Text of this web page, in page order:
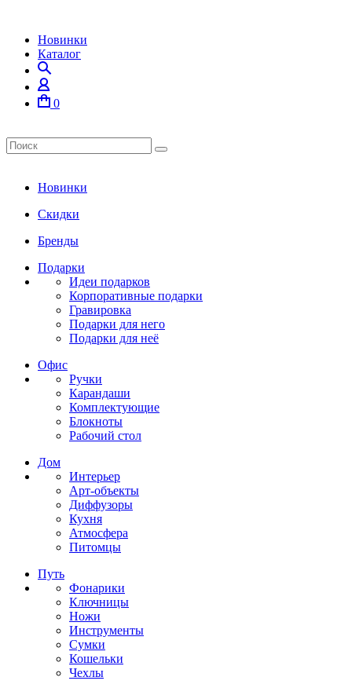
Новинки
Каталог
0
Новинки
Скидки
Бренды
Подарки
Идеи подарков
Корпоративные подарки
Гравировка
Подарки для него
Подарки для неё
Офис
Ручки
Карандаши
Комплектующие
Блокноты
Рабочий стол
Дом
Интерьер
Арт-объекты
Диффузоры
Кухня
Атмосфера
Питомцы
Путь
Фонарики
Ключницы
Ножи
Инструменты
Сумки
Кошельки
Чехлы